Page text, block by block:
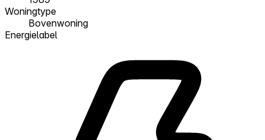
Woningtype
Bovenwoning
Energielabel